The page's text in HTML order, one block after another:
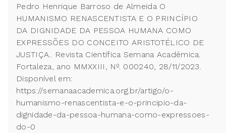
Pedro Henrique Barroso de Almeida O
HUMANISMO RENASCENTISTA E O PRINCÍPIO
DA DIGNIDADE DA PESSOA HUMANA COMO
EXPRESSÕES DO CONCEITO ARISTOTÉLICO DE
JUSTIÇA.. Revista Científica Semana Acadêmica.
Fortaleza, ano MMXXIII, Nº. 000240, 28/11/2023.
Disponível em:
https://semanaacademica.org.br/artigo/o-
humanismo-renascentista-e-o-principio-da-
dignidade-da-pessoa-humana-como-expressoes-
do-0